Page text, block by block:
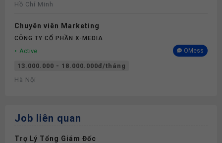
Hồ Chí Minh
Chuyên viên Marketing
CÔNG TY CỔ PHẦN X-MEDIA
Active OMess
13.000.000 - 18.000.000đ/tháng
Hà Nội
Job liên quan
Trợ Lý Tổng Giám Đốc